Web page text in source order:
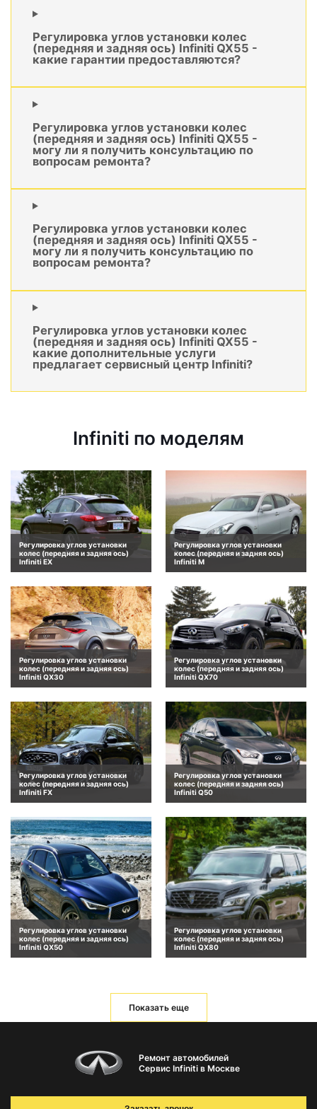
Регулировка углов установки колес
(передняя и задняя ось) Infiniti QX55 -
какие гарантии предоставляются?
Регулировка углов установки колес
(передняя и задняя ось) Infiniti QX55 -
могу ли я получить консультацию по
вопросам ремонта?
Регулировка углов установки колес
(передняя и задняя ось) Infiniti QX55 -
могу ли я получить консультацию по
вопросам ремонта?
Регулировка углов установки колес
(передняя и задняя ось) Infiniti QX55 -
какие дополнительные услуги
предлагает сервисный центр Infiniti?
Infiniti по моделям
Регулировка углов установки
колес (передняя и задняя ось)
Infiniti EX
Регулировка углов установки
колес (передняя и задняя ось)
Infiniti M
Регулировка углов установки
колес (передняя и задняя ось)
Infiniti QX30
Регулировка углов установки
колес (передняя и задняя ось)
Infiniti QX70
Регулировка углов установки
колес (передняя и задняя ось)
Infiniti FX
Регулировка углов установки
колес (передняя и задняя ось)
Infiniti Q50
Регулировка углов установки
колес (передняя и задняя ось)
Infiniti QX50
Регулировка углов установки
колес (передняя и задняя ось)
Infiniti QX80
Показать еще
Ремонт автомобилей
Сервис Infiniti в Москве